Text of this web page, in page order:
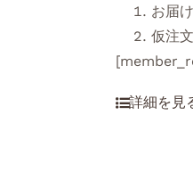
お届
仮注